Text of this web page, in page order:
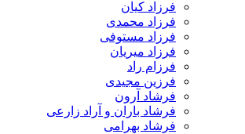
فرزاد کیان
فرزاد محمدی
فرزاد مستوفی
فرزاد میریان
فرزام راد
فرزین مجیدی
فرشاد آرون
فرشاد باران و آراد زارعی
فرشاد بهرامی